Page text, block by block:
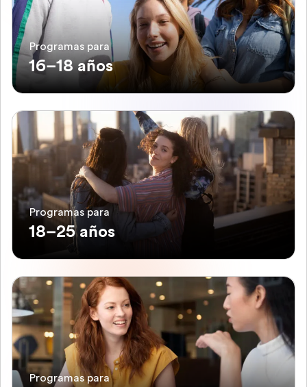
Programas para
16–18 años
Programas para
18–25 años
Programas para